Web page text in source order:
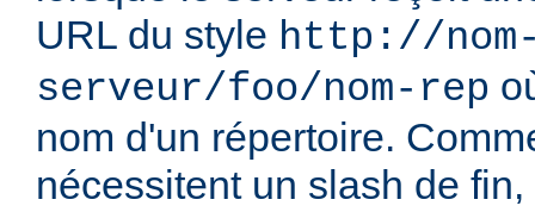
URL du style http://
serveur/foo/nom-rep
nom d'un répertoire.
nécessitent un slash de fin,